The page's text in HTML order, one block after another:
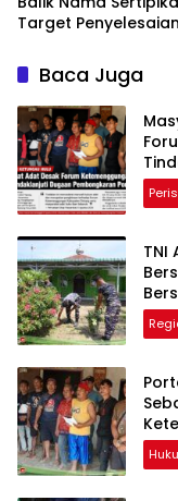
Target
Baca Juga
TNI